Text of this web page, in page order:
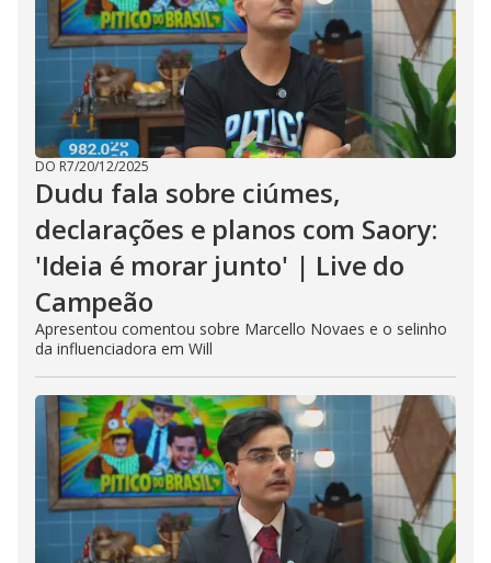
DO R7/20/12/2025
Dudu fala sobre ciúmes,
declarações e planos com Saory:
'Ideia é morar junto' | Live do
Campeão
Apresentou comentou sobre Marcello Novaes e o selinho
da influenciadora em Will